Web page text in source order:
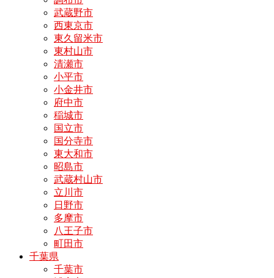
武蔵野市
西東京市
東久留米市
東村山市
清瀬市
小平市
小金井市
府中市
稲城市
国立市
国分寺市
東大和市
昭島市
武蔵村山市
立川市
日野市
多摩市
八王子市
町田市
千葉県
千葉市